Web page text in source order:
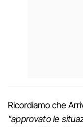
Ricordiamo che
"approvato le